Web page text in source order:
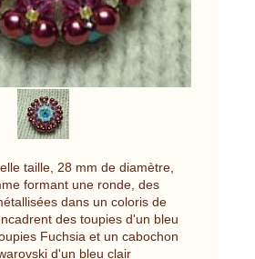
taille, 28 mm de diamètre,
formant une ronde, des
dans un coloris de
des toupies d'un bleu
Fuchsia et un cabochon
d'un bleu clair